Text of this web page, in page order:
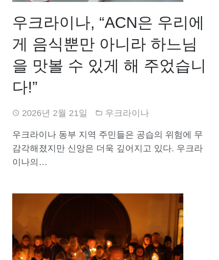
우크라이나, “ACN은 우리에
게 음식뿐만 아니라 하느님
을 맛볼 수 있게 해 주었습니
다!”
2026년 2월 21일 우크라이나
우크라이나 동부 지역 주민들은 공습의 위험에 무
감각해졌지만 신앙은 더욱 깊어지고 있다. 우크라
이나의…